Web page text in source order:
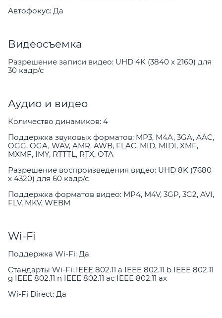
Автофокус: Да
Видеосъемка
Разрешение записи видео: UHD 4K (3840 x 2160) для
30 кадр/с
Аудио и видео
Количество динамиков: 4
Поддержка звуковых форматов: MP3, M4A, 3GA, AAC,
OGG, OGA, WAV, AMR, AWB, FLAC, MID, MIDI, XMF,
MXMF, IMY, RTTTL, RTX, OTA
Разрешение воспроизведения видео: UHD 8K (7680
x 4320) для 60 кадр/с
Поддержка форматов видео: MP4, M4V, 3GP, 3G2, AVI,
FLV, MKV, WEBM
Wi-Fi
Поддержка Wi-Fi: Да
Стандарты Wi-Fi: IEEE 802.11 a IEEE 802.11 b IEEE 802.11
g IEEE 802.11 n IEEE 802.11 ac IEEE 802.11 ax
Wi-Fi Direct: Да